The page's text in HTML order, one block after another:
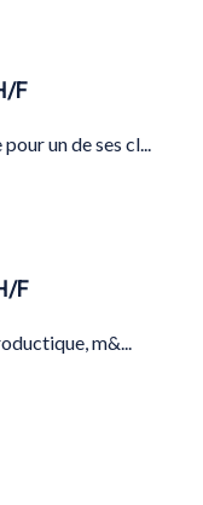
F
un de ses cl...
F
m&...